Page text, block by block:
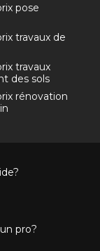
pose
travaux de
travaux
des sols
rénovation
pro?